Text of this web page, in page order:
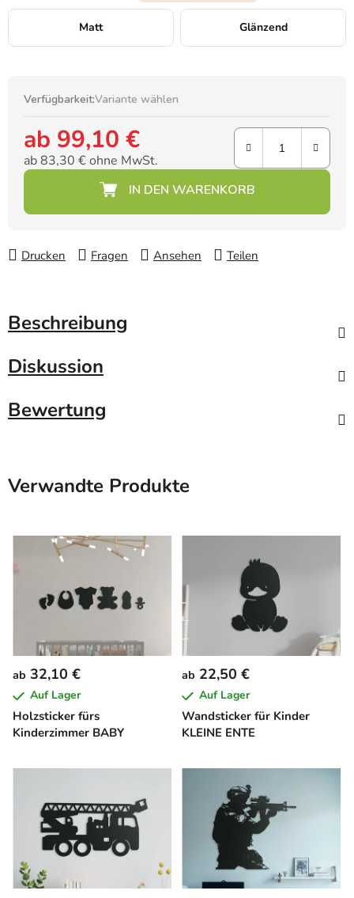
Matt Glänzend
Verfügbarkeit:Variante wählen
ab 99,10 €
ab83,30 €ohne MwSt.
Drucken Fragen Ansehen Teilen
Beschreibung
Diskussion
Bewertung
Verwandte Produkte
Holzsticker fürs
Kinderzimmer BABY
ab 32,10 €
Auf Lager
Wandsticker für Kinder
KLEINE ENTE
ab 22,50 €
Auf Lager